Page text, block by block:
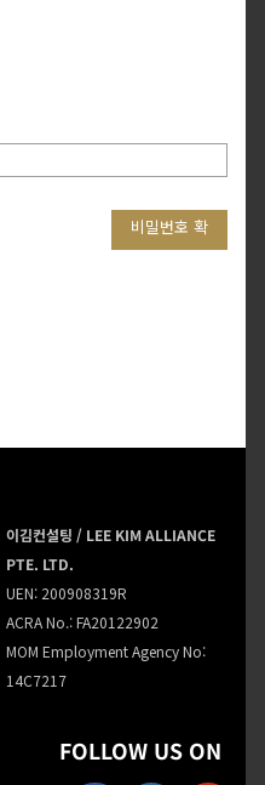
비밀번호 확
이김컨설팅 / LEE KIM ALLIANCE
PTE. LTD.
UEN: 200908319R
ACRA No.: FA20122902
MOM Employment Agency No:
14C7217
FOLLOW US ON